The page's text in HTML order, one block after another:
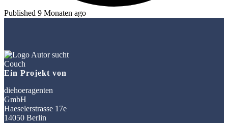
Published 9 Monaten ago
Ein Projekt von
diehoeragenten
GmbH
Haeselerstrasse 17e
14050 Berlin